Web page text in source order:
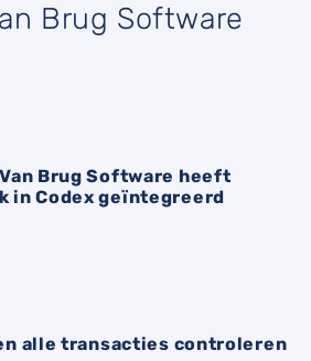
Brug Software
Brug Software heeft
in Codex geïntegreerd
alle transacties controleren